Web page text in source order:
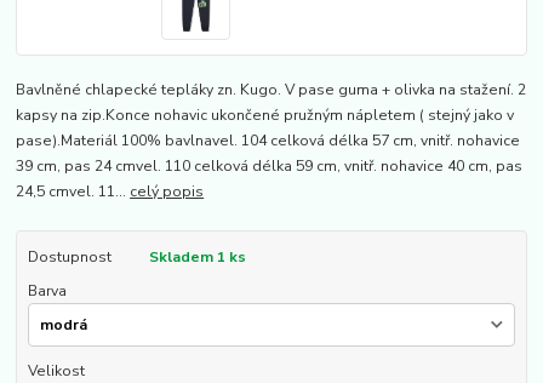
Bavlněné chlapecké tepláky zn. Kugo. V pase guma + olivka na stažení. 2
kapsy na zip.Konce nohavic ukončené pružným nápletem ( stejný jako v
pase).Materiál 100% bavlnavel. 104 celková délka 57 cm, vnitř. nohavice
39 cm, pas 24 cmvel. 110 celková délka 59 cm, vnitř. nohavice 40 cm, pas
24,5 cmvel. 11... celý popis
Dostupnost
Skladem 1 ks
Barva
Velikost